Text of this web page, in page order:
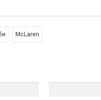
McLaren